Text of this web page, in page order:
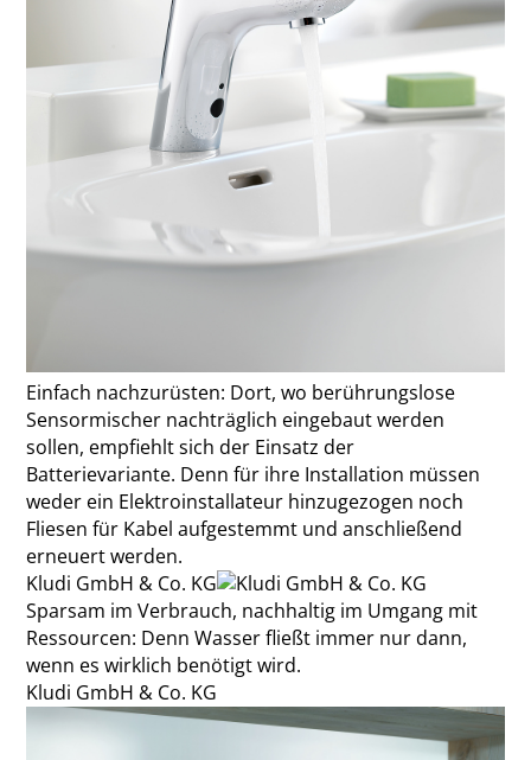
Einfach nachzurüsten: Dort, wo berührungslose
Sensormischer nachträglich eingebaut werden
sollen, empfiehlt sich der Einsatz der
Batterievariante. Denn für ihre Installation müssen
weder ein Elektroinstallateur hinzugezogen noch
Fliesen für Kabel aufgestemmt und anschließend
erneuert werden.
Kludi GmbH & Co. KG
Sparsam im Verbrauch, nachhaltig im Umgang mit
Ressourcen: Denn Wasser fließt immer nur dann,
wenn es wirklich benötigt wird.
Kludi GmbH & Co. KG